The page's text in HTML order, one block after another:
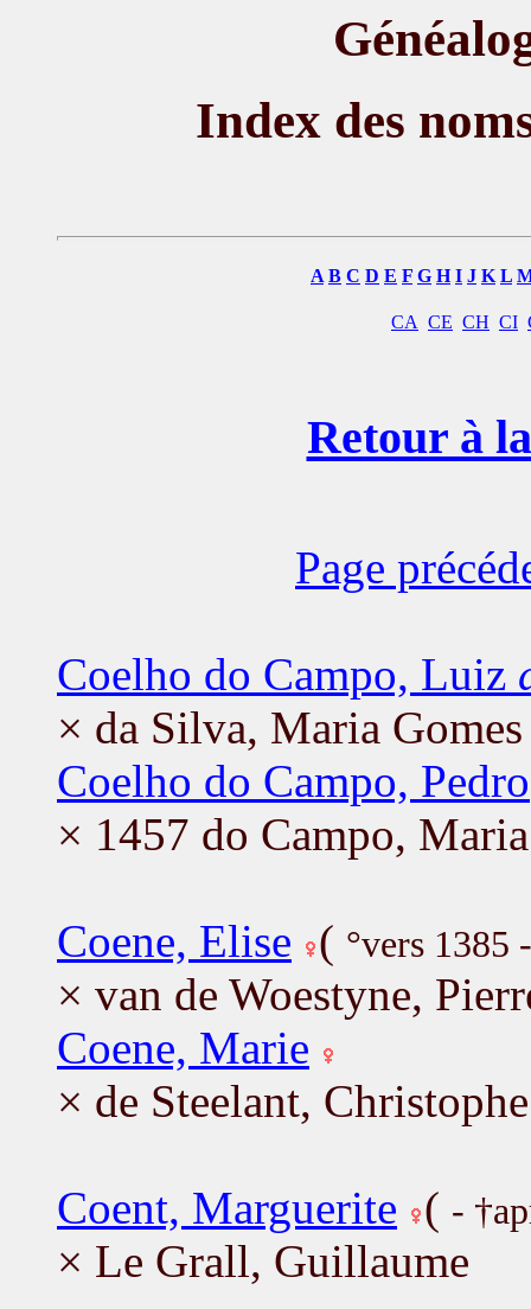
Index des
A B C D E F G H I J K L
CA CE CH CI
Retour à
Page
Coelho do Campo, Luiz
× da Silva, Maria Gomes
Coelho do Campo, Pedro
× 1457 do Campo,
Coene, Elise ( °vers 1385
× van de Woestyne,
Coene, Marie
× de Steelant, Christophe
Coent, Marguerite ( -
× Le Grall, Guillaume